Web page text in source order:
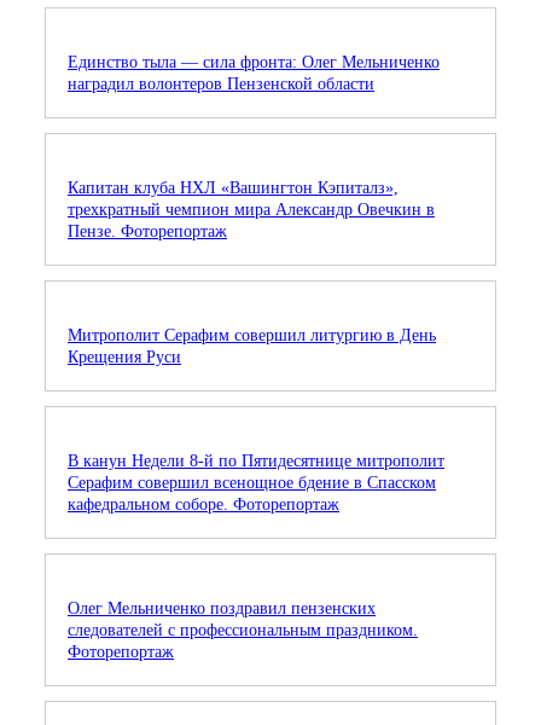
Единство тыла — сила фронта: Олег Мельниченко
наградил волонтеров Пензенской области
Капитан клуба НХЛ «Вашингтон Кэпиталз»,
трехкратный чемпион мира Александр Овечкин в
Пензе. Фоторепортаж
Митрополит Серафим совершил литургию в День
Крещения Руси
В канун Недели 8-й по Пятидесятнице митрополит
Серафим совершил всенощное бдение в Спасском
кафедральном соборе. Фоторепортаж
Олег Мельниченко поздравил пензенских
следователей с профессиональным праздником.
Фоторепортаж